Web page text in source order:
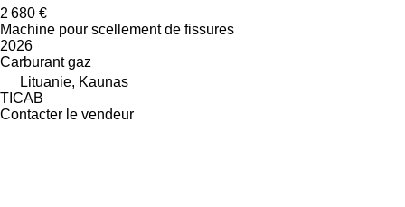
2 680 €
Machine pour scellement de fissures
2026
Carburant gaz
Lituanie, Kaunas
TICAB
Contacter le vendeur